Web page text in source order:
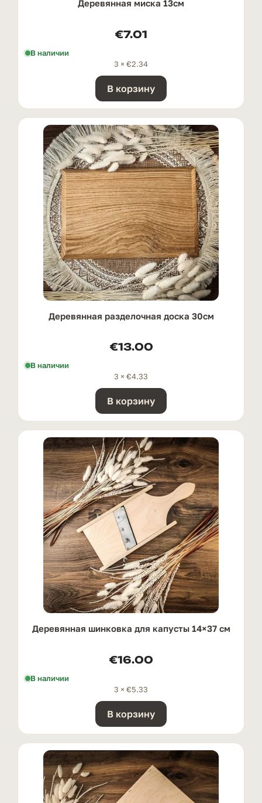
Деревянная миска 13см
€7.01
В наличии
3 × €2.34
В корзину
Деревянная разделочная доска 30см
€13.00
В наличии
3 × €4.33
В корзину
Деревянная шинковка для капусты 14×37 см
€16.00
В наличии
3 × €5.33
В корзину